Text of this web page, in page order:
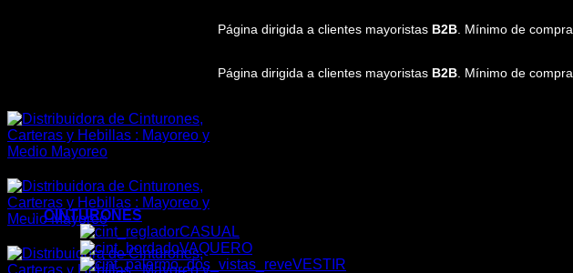
Página dirigida a clientes mayoristas B2B . Mínimo de compra
Página dirigida a clientes mayoristas B2B . Mínimo de compra
CINTURONES
CASUAL
VAQUERO
VESTIR